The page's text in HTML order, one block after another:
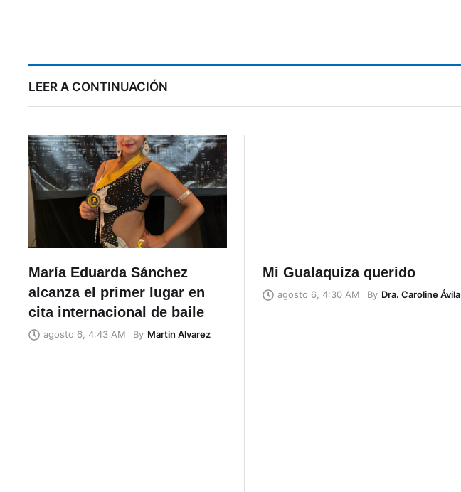
LEER A CONTINUACIÓN
María Eduarda Sánchez
alcanza el primer lugar en
cita internacional de baile
agosto 6, 4:43 AM By Martin Alvarez
Mi Gualaquiza querido
agosto 6, 4:30 AM By Dra. Caroline Ávila